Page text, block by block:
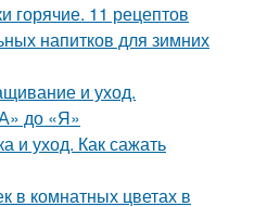
горячие. 11 рецептов
напитков для зимних
и уход.
до «Я»
и уход. Как сажать
в комнатных цветах в